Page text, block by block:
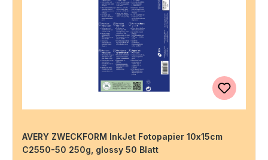
AVERY ZWECKFORM InkJet Fotopapier 10x15cm
C2550-50 250g, glossy 50 Blatt